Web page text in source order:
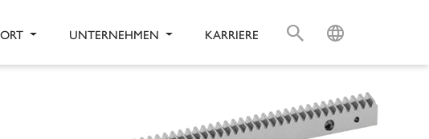
UNTERNEHMEN KARRIERE